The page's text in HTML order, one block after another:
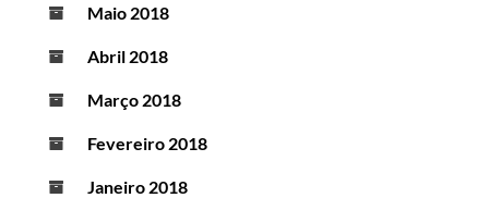
Maio 2018
Abril 2018
Março 2018
Fevereiro 2018
Janeiro 2018